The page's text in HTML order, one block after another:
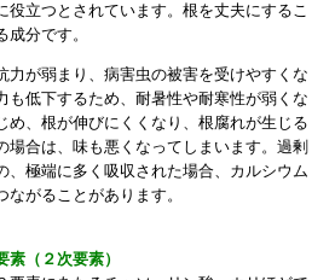
役立つとされています。根を丈夫にするこ
分です。
力が弱まり、病害虫の被害を受けやすくな
も低下するため、耐暑性や耐寒性が弱くな
め、根が伸びにくくなり、根腐れが生じる
場合は、味も悪くなってしまいます。過剰
、極端に多く吸収された場合、カルシウム
がることがあります。
（２次要素）